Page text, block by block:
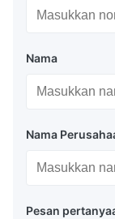
Nama
Nama
Pesan